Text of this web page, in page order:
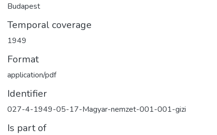
Budapest
Temporal coverage
1949
Format
application/pdf
Identifier
027-4-1949-05-17-Magyar-nemzet-001-001-gizi
Is part of